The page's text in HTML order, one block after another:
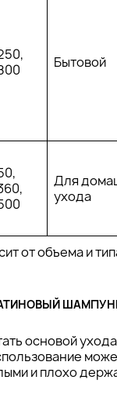
Бытовой
Для
ухода
от объема и
основой
и плохо